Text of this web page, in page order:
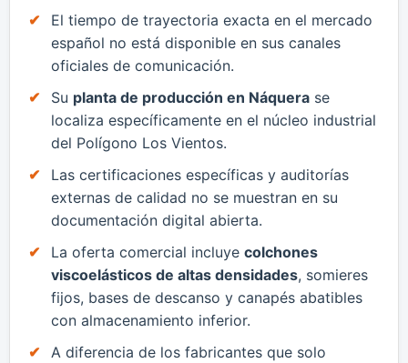
​El tiempo de trayectoria exacta en el mercado
español no está disponible en sus canales
oficiales de comunicación.
​Su planta de producción en Náquera se
localiza específicamente en el núcleo industrial
del Polígono Los Vientos.
​Las certificaciones específicas y auditorías
externas de calidad no se muestran en su
documentación digital abierta.
​La oferta comercial incluye colchones
viscoelásticos de altas densidades, somieres
fijos, bases de descanso y canapés abatibles
con almacenamiento inferior.
​A diferencia de los fabricantes que solo